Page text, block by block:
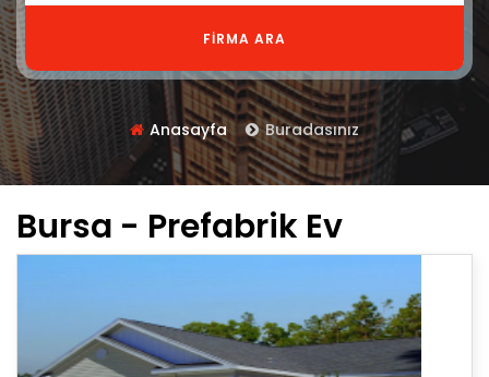
FIRMA ARA
Anasayfa Buradasınız
Bursa - Prefabrik Ev